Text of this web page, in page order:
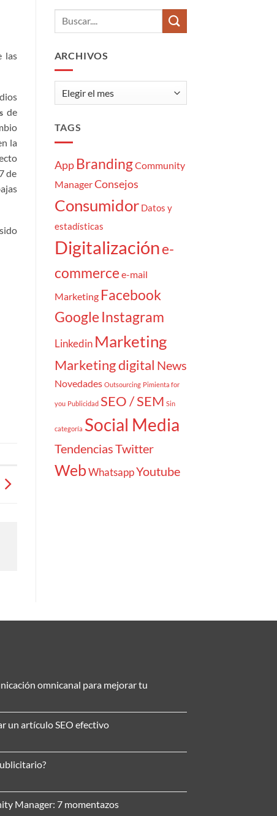
las
de
la
de
7
momentazos
comentarios
Los
10
cliente
ARCHIVOS
TAGS
App BrandingCommunity
ManagerConsejos
Consumidor Datos y
estadísticas
Digitalizacióne-
commerce e-mail
Marketing Facebook
Google Instagram
Linkedin Marketing
Marketing digital News
Novedades Outsourcing Pimienta for
you Publicidad SEO / SEM Sin
categoría Social Media
TendenciasTwitter
WebWhatsappYoutube
omnicanal para mejorar tu
un artículo SEO efectivo
Manager: 7 momentazos